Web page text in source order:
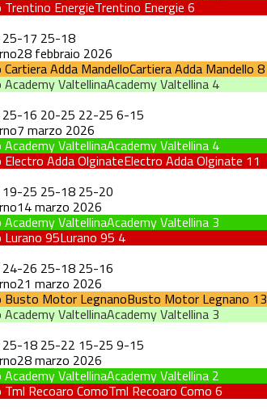
Trentino Energie 6
25-17 25-18
28 febbraio 2026
Cartiera Adda Mandello 8
Academy Valtellina 4
25-16 20-25 22-25 6-15
7 marzo 2026
Academy Valtellina 4
Electro Adda Olginate 11
19-25 25-18 25-20
14 marzo 2026
Academy Valtellina 3
Lurano 95 4
24-26 25-18 25-16
21 marzo 2026
Busto Motor Legnano 13
Academy Valtellina 3
25-18 25-22 15-25 9-15
28 marzo 2026
Academy Valtellina 2
Tml Recoaro Como 6